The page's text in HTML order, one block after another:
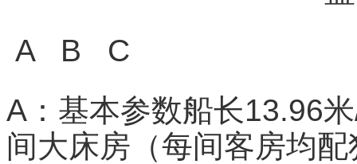
A B C
A：基本参数船长13.96
间大床房（每间客房均